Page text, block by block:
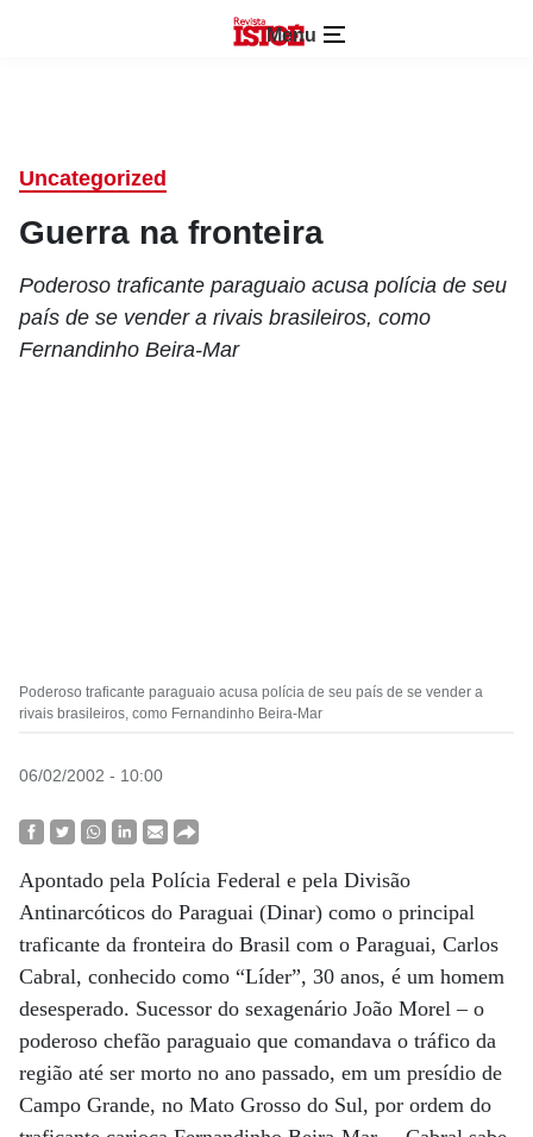
Menu
Uncategorized
Guerra na fronteira
Poderoso traficante paraguaio acusa polícia de seu
país de se vender a rivais brasileiros, como
Fernandinho Beira-Mar
Poderoso traficante paraguaio acusa polícia de seu país de se vender a
rivais brasileiros, como Fernandinho Beira-Mar
06/02/2002 - 10:00
Apontado pela Polícia Federal e pela Divisão
Antinarcóticos do Paraguai (Dinar) como o principal
traficante da fronteira do Brasil com o Paraguai, Carlos
Cabral, conhecido como “Líder”, 30 anos, é um homem
desesperado. Sucessor do sexagenário João Morel – o
poderoso chefão paraguaio que comandava o tráfico da
região até ser morto no ano passado, em um presídio de
Campo Grande, no Mato Grosso do Sul, por ordem do